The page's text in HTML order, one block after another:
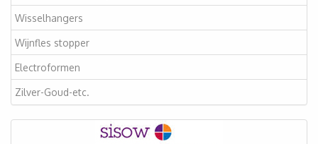
Wisselhangers
Wijnfles stopper
Electroformen
Zilver-Goud-etc.